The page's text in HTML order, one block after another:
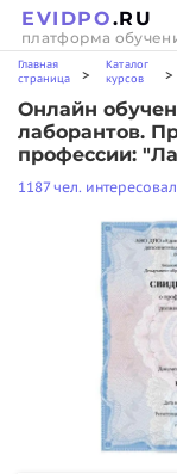
EVIDPO.RU
платформа
Главная
страница
>
Каталог
курсов
>
Онлайн
лаборантов.
профессии:
1187 чел.